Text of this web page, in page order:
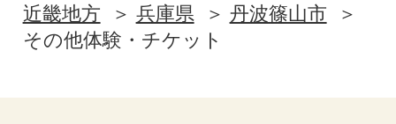
近畿地方
兵庫県
丹波篠山市
その他体験・チケット